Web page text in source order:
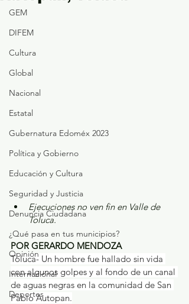
GEM
DIFEM
Cultura
Global
Nacional
Estatal
Gubernatura Edoméx 2023
Política y Gobierno
Educación y Cultura
Seguridad y Justicia
Denuncia Ciudadana
¿Qué pasa en tus municipios?
Opinión
Internacional
Deportes
Ejecuciones no ven fin en Valle de
Toluca.
POR GERARDO MENDOZA
Toluca- Un hombre fue hallado sin vida
con algunos golpes y al fondo de un canal
de aguas negras en la comunidad de San
Pablo Autopan.